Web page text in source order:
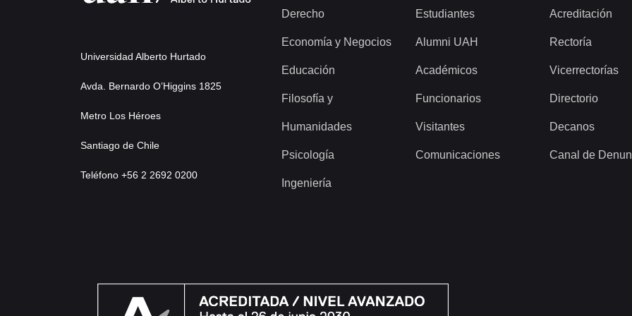
Universidad Alberto Hurtado
Avda. Bernardo O’Higgins 1825
Metro Los Héroes
Santiago de Chile
Teléfono +56 2 2692 0200
Derecho
Economía y Negocios
Educación
Filosofía y
Humanidades
Psicología
Ingeniería
Estudiantes
Alumni UAH
Académicos
Funcionarios
Visitantes
Comunicaciones
Acreditación
Rectoría
Vicerrectorías
Directorio
Decanos
Canal de